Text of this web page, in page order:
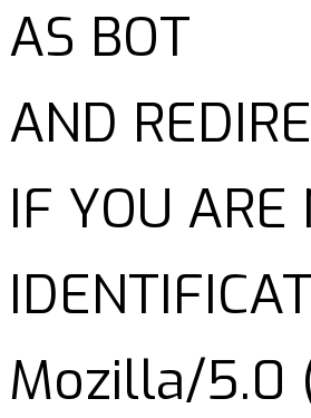
AS BOT
AND
IF YOU ARE
Mozilla/5.0